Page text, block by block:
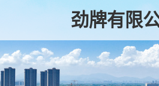
劲牌有限